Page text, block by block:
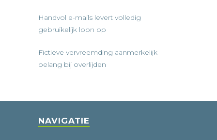
Handvol e-mails levert volledig
gebruikelijk loon op
Fictieve vervreemding aanmerkelijk
belang bij overlijden
NAVIGATIE